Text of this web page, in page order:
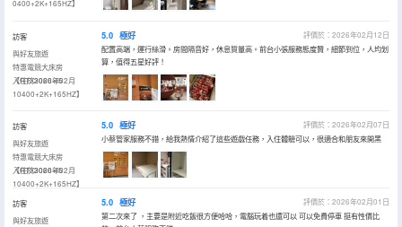
0400+2K+165HZ】
訪客
與好友旅遊
特惠電競大床房
【RTX3060+i5
10400+2K+165HZ】
入住於2026年02月
5.0 極好
評價於：2026年02月12日
配置高端，運行絲滑。房間隔音好，休息質量高。前台小張服務態度贊，細節到位，人均划
算，值得五星好評！
訪客
與好友旅遊
特惠電競大床房
【RTX3060+i5
10400+2K+165HZ】
入住於2026年02月
5.0 極好
評價於：2026年02月07日
小蔡管家服務不錯，給我熱情介紹了這些遊戲任務，入住體驗可以，很適合和朋友來開黑
訪客
與好友旅遊
5.0 極好
評價於：2026年02月01日
第二次來了 ，主要是附近吃飯很方便哈哈，電腦玩着也還可以 可以免費停車 挺有性價比